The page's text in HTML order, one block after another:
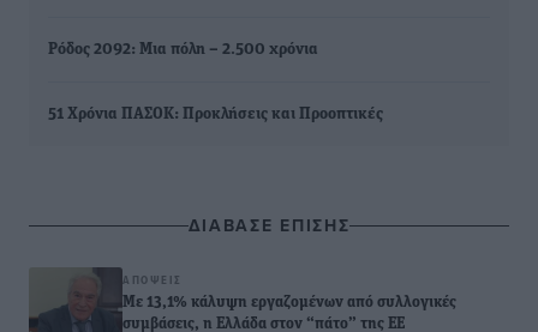
Ρόδος 2092: Μια πόλη – 2.500 χρόνια
51 Χρόνια ΠΑΣΟΚ: Προκλήσεις και Προοπτικές
ΔΙΑΒΑΣΕ ΕΠΙΣΗΣ
ΑΠΌΨΕΙΣ
Με 13,1% κάλυψη εργαζομένων από συλλογικές
συμβάσεις, η Ελλάδα στον “πάτο” της ΕΕ